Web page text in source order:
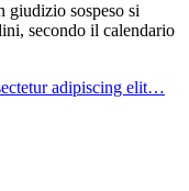
giudizio sospeso si
secondo il calendario
adipiscing elit…